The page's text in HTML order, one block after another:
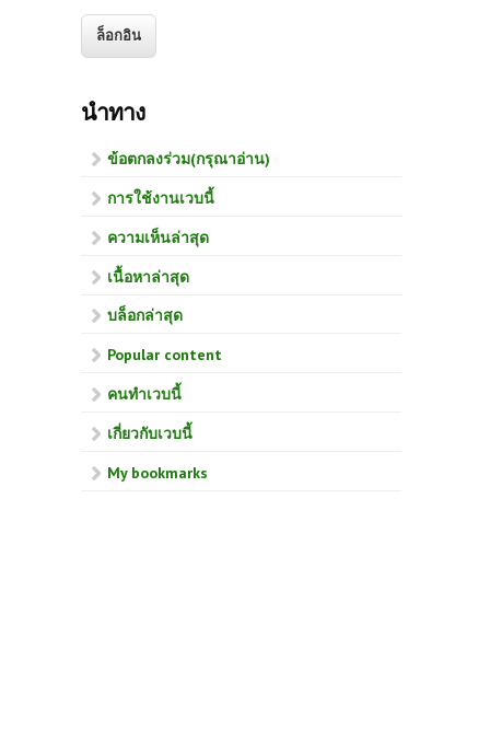
นำทาง
ข้อตกลงร่วม(กรุณาอ่าน)
การใช้งานเวบนี้
ความเห็นล่าสุด
เนื้อหาล่าสุด
บล็อกล่าสุด
Popular content
คนทำเวบนี้
เกี่ยวกับเวบนี้
My bookmarks